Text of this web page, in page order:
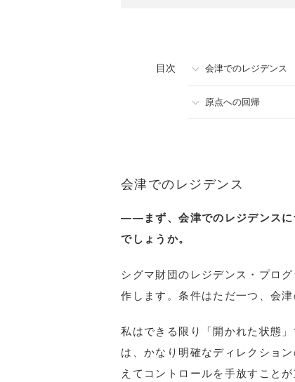
目次 会津でのレジデンス
原点への回帰
会津でのレジデンス
―― まず、会津でのレジデンス
でしょうか。
シグマ財団のレジデンス・プロ
作します。条件はただ一つ、会
私はできる限り「開かれた状態
は、かなり明確なディレクショ
えてコントロールを手放すこと